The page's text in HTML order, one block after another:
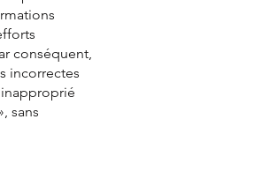
conséquent,
incorrectes
sans